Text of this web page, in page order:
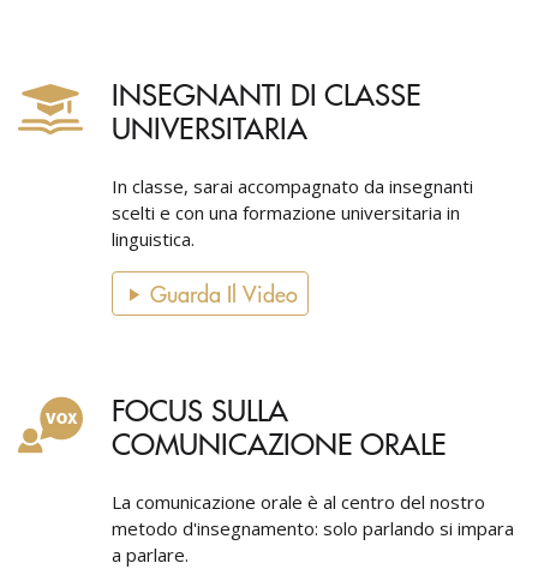
INSEGNANTI DI CLASSE
UNIVERSITARIA
In classe, sarai accompagnato da insegnanti
scelti e con una formazione universitaria in
linguistica.
Guarda Il Video
FOCUS SULLA
COMUNICAZIONE ORALE
La comunicazione orale è al centro del nostro
metodo d'insegnamento: solo parlando si impara
a parlare.